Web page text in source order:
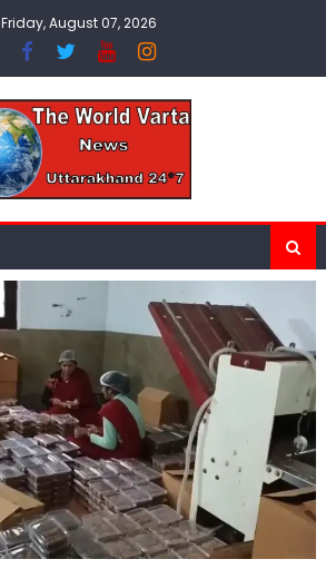
Friday, August 07, 2026